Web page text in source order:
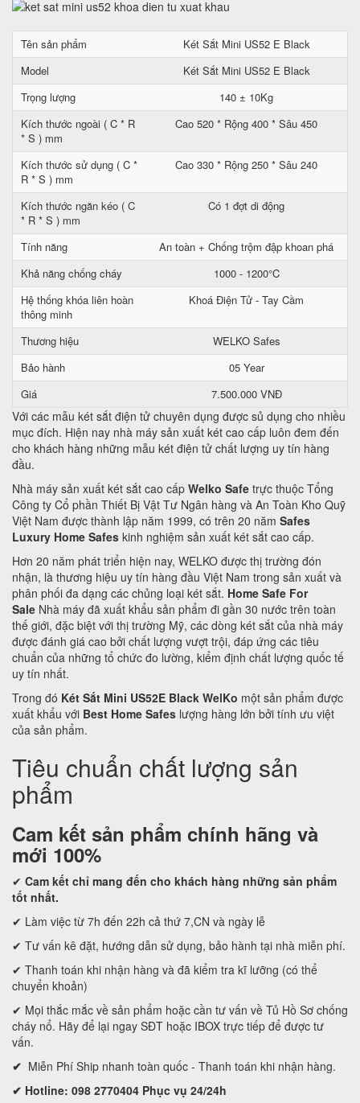
Tên sản phẩm
Két Sắt Mini US52 E Black
Model
Két Sắt Mini US52 E Black
Trọng lượng
140 ± 10Kg
Kích thước ngoài ( C * R
* S ) mm
Cao 520 * Rộng 400 * Sâu 450
Kích thước sử dụng ( C *
R * S ) mm
Cao 330 * Rộng 250 * Sâu 240
Kích thước ngăn kéo ( C
* R * S ) mm
Có 1 đợt di động
Tính năng
An toàn + Chống trộm đập khoan phá
Khả năng chống cháy
1000 - 1200°C
Hệ thống khóa liên hoàn
thông minh
Khoá Điện Tử - Tay Cầm
Thương hiệu
WELKO Safes
Bảo hành
05 Year
Giá
7.500.000 VNĐ
Với các mẫu két sắt điện tử chuyên dụng được sủ dụng cho nhiều
mục đích. Hiện nay nhà máy sản xuất két cao cấp luôn đem đến
cho khách hàng những mẫu két điện tử chất lượng uy tín hàng
đầu.
Nhà máy sản xuất két sắt cao cấp Welko Safe trực thuộc Tổng
Công ty Cổ phần Thiết Bị Vật Tư Ngân hàng và An Toàn Kho Quỹ
Việt Nam được thành lập năm 1999, có trên 20 năm Safes
Luxury Home Safes kinh nghiệm sản xuất két sắt cao cấp.
Hơn 20 năm phát triển hiện nay, WELKO được thị trường đón
nhận, là thương hiệu uy tín hàng đầu Việt Nam trong sản xuất và
phân phối đa dạng các chủng loại két sắt. Home Safe For
Sale Nhà máy đã xuất khẩu sản phẩm đi gần 30 nước trên toàn
thế giới, đặc biệt với thị trường Mỹ, các dòng két sắt của nhà máy
được đánh giá cao bởi chất lượng vượt trội, đáp ứng các tiêu
chuẩn của những tổ chức đo lường, kiểm định chất lượng quốc tế
uy tín nhất.
Trong đó Két Sắt Mini US52E Black WelKo một sản phẩm được
xuất khẩu với Best Home Safes lượng hàng lớn bởi tính ưu việt
của sản phẩm.
Tiêu chuẩn chất lượng sản
phẩm
Cam kết sản phẩm chính hãng và
mới 100%
✔ Cam kết chỉ mang đến cho khách hàng những sản phẩm
tốt nhất.
✔ Làm việc từ 7h đến 22h cả thứ 7,CN và ngày lễ
✔ Tư vấn kê đặt, hướng dẫn sử dụng, bảo hành tại nhà miễn phí.
✔ Thanh toán khi nhận hàng và đã kiểm tra kĩ lưỡng (có thể
chuyển khoản)
✔ Mọi thắc mắc về sản phẩm hoặc cần tư vấn về Tủ Hồ Sơ chống
cháy nổ. Hãy để lại ngay SĐT hoặc IBOX trực tiếp để được tư
vấn.
✔ Miễn Phí Ship nhanh toàn quốc - Thanh toán khi nhận hàng.
✔ Hotline: 098 2770404 Phục vụ 24/24h